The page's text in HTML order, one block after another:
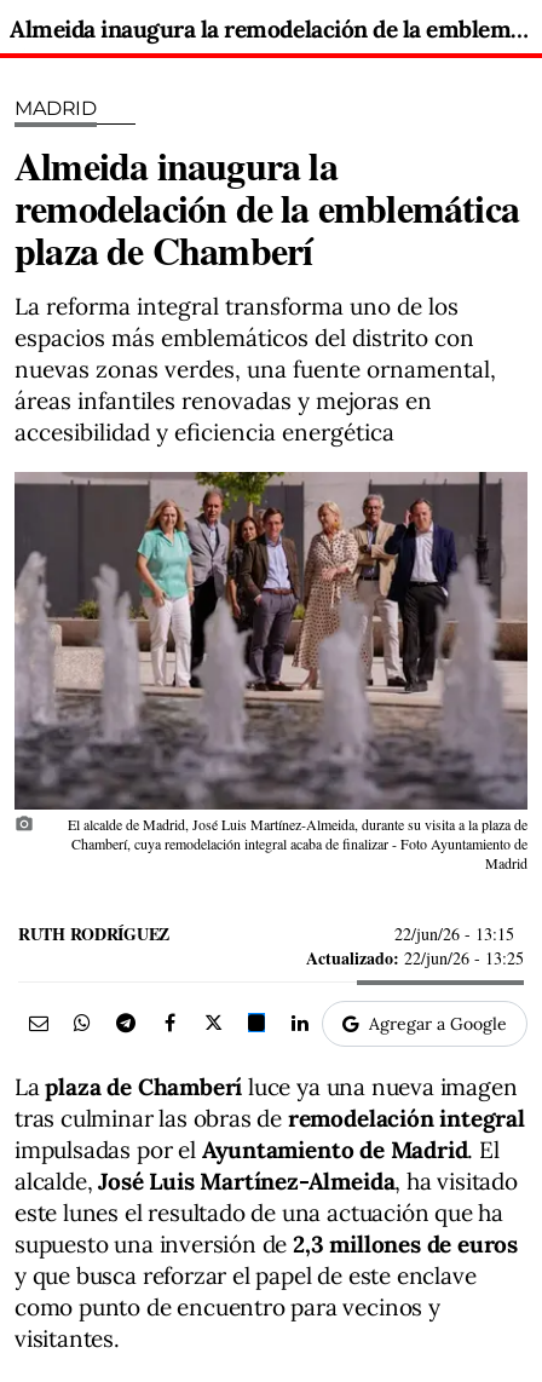
Almeida inaugura la remodelación de la emblemática plaza de Chamberí
MADRID
Almeida inaugura la
remodelación de la emblemática
plaza de Chamberí
La reforma integral transforma uno de los
espacios más emblemáticos del distrito con
nuevas zonas verdes, una fuente ornamental,
áreas infantiles renovadas y mejoras en
accesibilidad y eficiencia energética
photo_camera
El alcalde de Madrid, José Luis Martínez-Almeida, durante su visita a la plaza de
Chamberí, cuya remodelación integral acaba de finalizar - Foto Ayuntamiento de
Madrid
RUTH RODRÍGUEZ 22/jun/26 - 13:15
Actualizado: 22/jun/26 - 13:25
Agregar a Google
Laplaza de Chamberí luce ya una nueva imagen
tras culminar las obras de remodelación integral
impulsadas por el Ayuntamiento de Madrid. El
alcalde,José Luis Martínez-Almeida, ha visitado
este lunes el resultado de una actuación que ha
supuesto una inversión de2,3 millones de euros
y que busca reforzar el papel de este enclave
como punto de encuentro para vecinos y
visitantes.